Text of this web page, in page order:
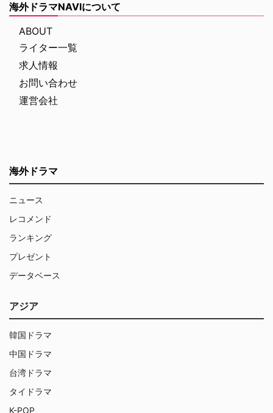
海外ドラマNAVIについて
ABOUT
ライター一覧
求人情報
お問い合わせ
運営会社
海外ドラマ
ニュース
レコメンド
ランキング
プレゼント
データベース
アジア
韓国ドラマ
中国ドラマ
台湾ドラマ
タイドラマ
K-POP